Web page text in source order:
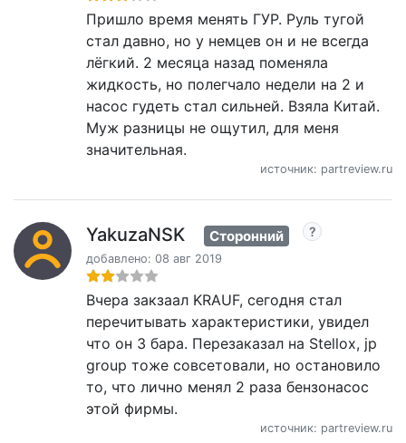
Пришло время менять ГУР. Руль тугой
стал давно, но у немцев он и не всегда
лёгкий. 2 месяца назад поменяла
жидкость, но полегчало недели на 2 и
насос гудеть стал сильней. Взяла Китай.
Муж разницы не ощутил, для меня
значительная.
источник: partreview.ru
YakuzaNSK Сторонний
добавлено: 08 авг 2019
Вчера закзаал KRAUF, сегодня стал
перечитывать характеристики, увидел
что он 3 бара. Перезаказал на Stellox, jp
group тоже совсетовали, но остановило
то, что лично менял 2 раза бензонасос
этой фирмы.
источник: partreview.ru